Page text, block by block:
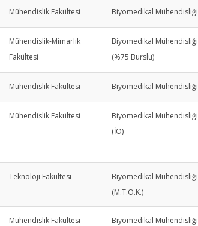
Mühendislik Fakültesi Biyomedikal Mühendisliği
Mühendislik-Mimarlık
Fakültesi
Biyomedikal Mühendisliği
(%75 Burslu)
Mühendislik Fakültesi Biyomedikal Mühendisliği
Mühendislik Fakültesi
Biyomedikal Mühendisliği
(İÖ)
Teknoloji Fakültesi
Biyomedikal Mühendisliği
(M.T.O.K.)
Mühendislik Fakültesi Biyomedikal Mühendisliği